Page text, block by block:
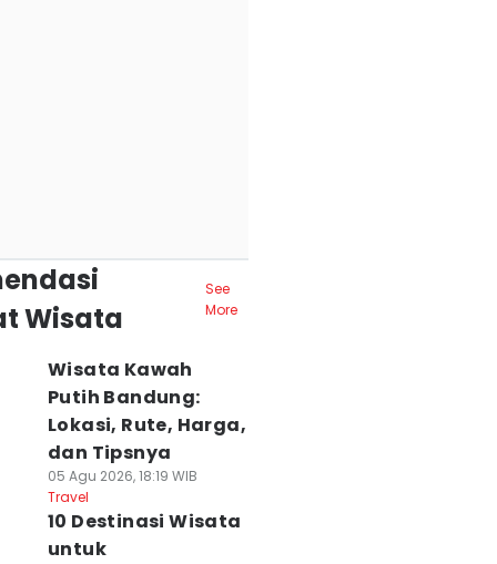
Wisata
See
More
Wisata Kawah
Putih Bandung:
Lokasi, Rute, Harga,
dan Tipsnya
05 Agu 2026, 18:19 WIB
Travel
10 Destinasi Wisata
untuk